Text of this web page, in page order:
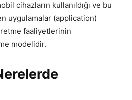
cihazların kullanıldığı ve bu
uygulamalar (application)
faaliyetlerinin
modelidir.